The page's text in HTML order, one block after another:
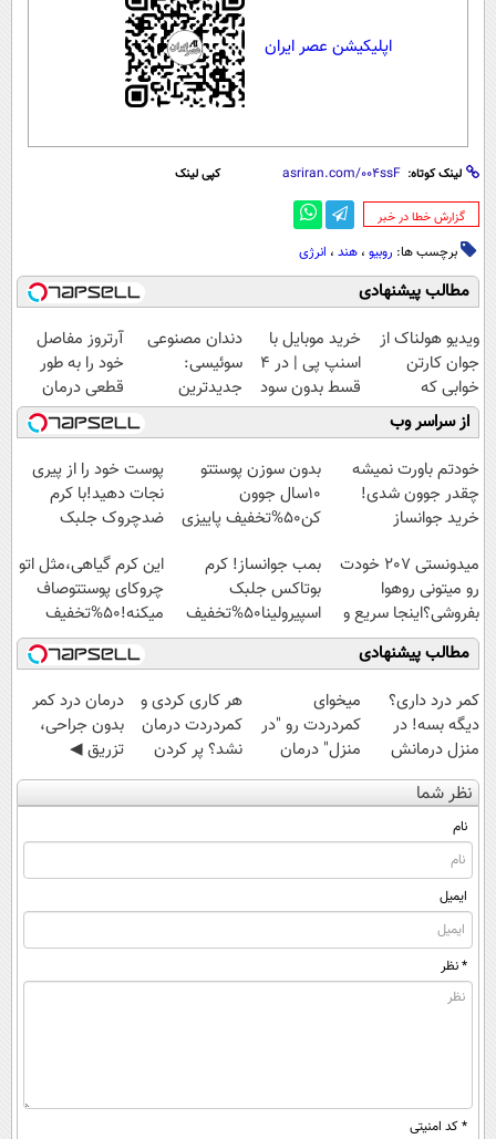
اپلیکیشن عصر ایران
لینک کوتاه: کپی لینک
‌گزارش خطا در خبر
برچسب ها: روبیو ، هند ، انرژی
مطالب پیشنهادی
ویدیو هولناک از
جوان کارتن
خوابی که
میلیاردر شد.
آموزش رایگان
خرید موبایل با
اسنپ پی | در ۴
قسط بدون سود
و کارمزد!
دندان مصنوعی
سوئیسی:
جدیدترین
فناوری اروپا،
سبک و مقاوم |
پرداخت قسطی
آرتروز مفاصل
خود را به طور
قطعی درمان
کنید!
◗پرسش‌نامه◖
از سراسر وب
خودتم باورت نمیشه
چقدر جوون شدی!
خرید جوانساز
ویژه
بدون سوزن پوستتو
10سال جوون
کن50%تخفیف پاییزی
پوست خود را از پیری
نجات دهید!با کرم
ضدچروک جلبک
میدونستی 207 خودت
رو میتونی روهوا
بفروشی؟اینجا سریع و
راحت بفروش
بمب جوانساز! کرم
بوتاکس جلبک
اسپیرولینا50%تخفیف
این کرم گیاهی،مثل اتو
چروکای پوستتوصاف
میکنه!50%تخفیف
مطالب پیشنهادی
کمر درد داری؟
دیگه بسه! در
منزل درمانش
کن
(◀پرسش‌نامه)
میخوای
کمردردت رو "در
منزل" درمان
کنی؟ (◂فیلم +
◂پرسش‌نامه)
هر کاری کردی و
کمردردت درمان
نشد؟ پر کردن
پرسشنامه و
دریافت راه حل
درمان درد کمر
بدون جراحی،
تزریق ◀
پرسش‌نامه رو پر
کن ▶
نظر شما
نام
ایمیل
* نظر
* کد امنیتی